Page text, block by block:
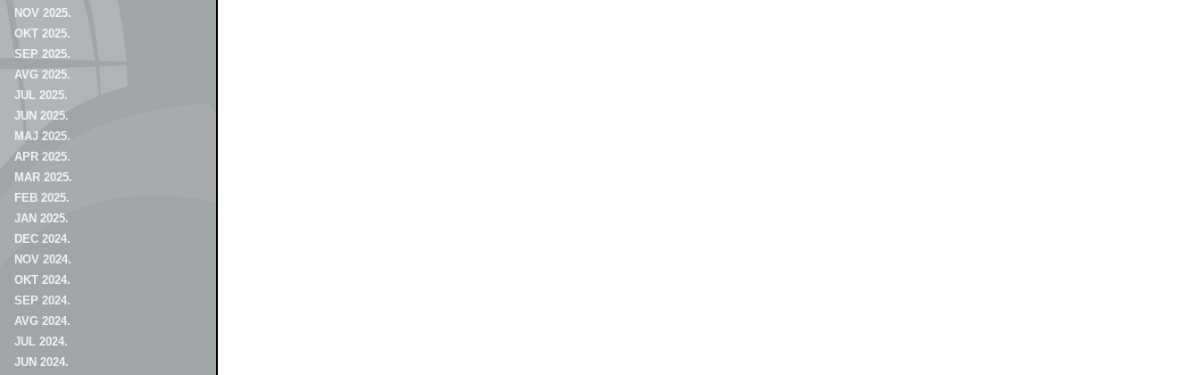
NOV 2025.
OKT 2025.
SEP 2025.
AVG 2025.
JUL 2025.
JUN 2025.
MAJ 2025.
APR 2025.
MAR 2025.
FEB 2025.
JAN 2025.
DEC 2024.
NOV 2024.
OKT 2024.
SEP 2024.
AVG 2024.
JUL 2024.
JUN 2024.